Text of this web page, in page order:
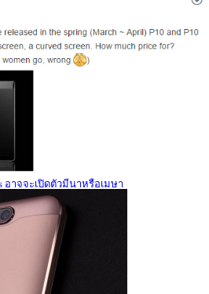
อาจจะเปิดตัวมีนาหรือเมษา